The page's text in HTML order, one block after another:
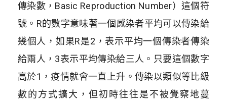
傳染數，Basic Reproduction Number）這個符
號。R的數字意味著一個感染者平均可以傳染給
幾個人，如果R是2，表示平均一個傳染者傳染
給兩人，3表示平均傳染給三人。只要這個數字
高於1，疫情就會一直上升。傳染以類似等比級
數的方式擴大，但初時往往是不被覺察地蔓